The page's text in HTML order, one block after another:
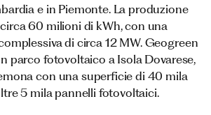
e in Piemonte. La produzione
60 milioni di kWh, con una
di circa 12 MW. Geogreen
parco fotovoltaico a Isola Dovarese,
con una superficie di 40 mila
5 mila pannelli fotovoltaici.